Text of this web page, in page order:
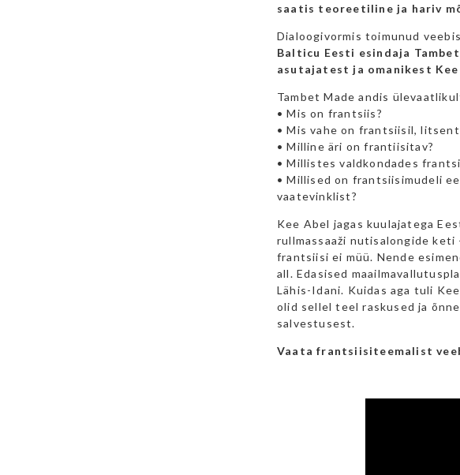
saatis teoreetiline ja hariv
Dialoogivormis toimunud
Balticu Eesti esindaja
asutajatest ja omanikest Kee
Tambet Made andis
• Mis on frantsiis?
• Mis vahe on frantsiisil,
• Milline äri on frantiisitav?
• Millistes valdkondades
• Millised on frantsiisimudeli
vaatevinklist?
Kee Abel jagas kuulajatega
rullmassaaži nutisalongide
frantsiisi ei müü. Nende
all. Edasised
Lähis-Idani. Kuidas aga tuli
olid sellel teel raskused ja
salvestusest.
Vaata frantsiisiteemalist